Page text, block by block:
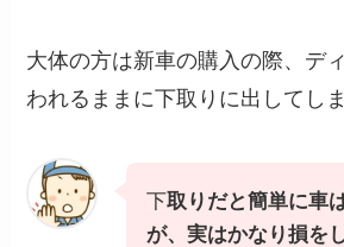
大体の方は新車の購入の際、デ
われるままに下取りに出してしま
下取りだと簡単に車
が、実はかなり損を